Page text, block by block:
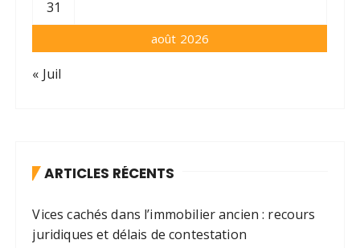
août 2026
31
« Juil
ARTICLES RÉCENTS
Vices cachés dans l’immobilier ancien : recours
juridiques et délais de contestation